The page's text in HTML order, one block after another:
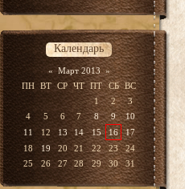
Календарь
« Март 2013 »
ПН ВТ СР ЧТ ПТ СБ
ВС
1
2
3
4
5 6 7 8 9
10
11
12 13 14 15 16
17
18
19 20 21 22 23
24
25
26 27 28 29 30 31